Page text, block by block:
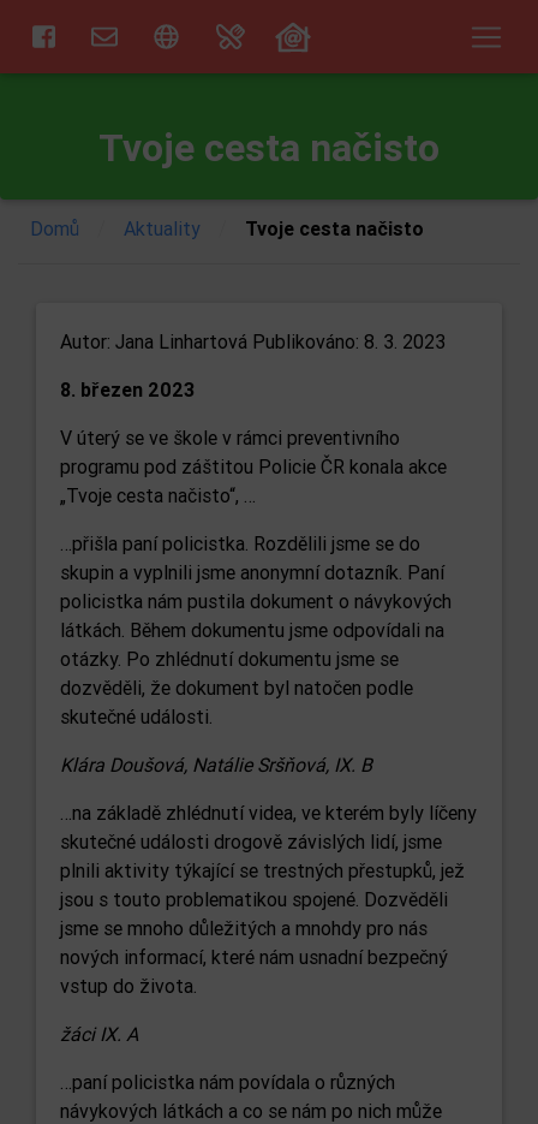
Tvoje cesta načisto
Domů Aktuality Tvoje cesta načisto
Autor: Jana Linhartová Publikováno: 8. 3. 2023
8. březen 2023
V úterý se ve škole v rámci preventivního
programu pod záštitou Policie ČR konala akce
„Tvoje cesta načisto“, …
…přišla paní policistka. Rozdělili jsme se do
skupin a vyplnili jsme anonymní dotazník. Paní
policistka nám pustila dokument o návykových
látkách. Během dokumentu jsme odpovídali na
otázky. Po zhlédnutí dokumentu jsme se
dozvěděli, že dokument byl natočen podle
skutečné události.
Klára Doušová, Natálie Sršňová, IX. B
…na základě zhlédnutí videa, ve kterém byly líčeny
skutečné události drogově závislých lidí, jsme
plnili aktivity týkající se trestných přestupků, jež
jsou s touto problematikou spojené. Dozvěděli
jsme se mnoho důležitých a mnohdy pro nás
nových informací, které nám usnadní bezpečný
vstup do života.
žáci IX. A
…paní policistka nám povídala o různých
návykových látkách a co se nám po nich může